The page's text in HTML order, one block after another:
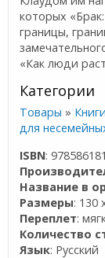
которых
границы,
«Как люди
Категории
Товары » Книги
для
ISBN:
Название в
Размеры: 130
Переплет:
Количество
Язык: Русский